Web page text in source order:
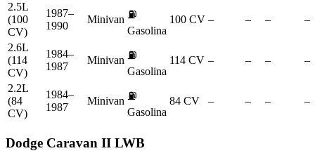
2.5L
(100
CV)
1987–
1990
Minivan ⛽
Gasolina
100 CV – – – –
2.6L
(114
CV)
1984–
1987
Minivan ⛽
Gasolina
114 CV – – – –
2.2L
(84
CV)
1984–
1987
Minivan ⛽
Gasolina
84 CV – – – –
Dodge Caravan II LWB